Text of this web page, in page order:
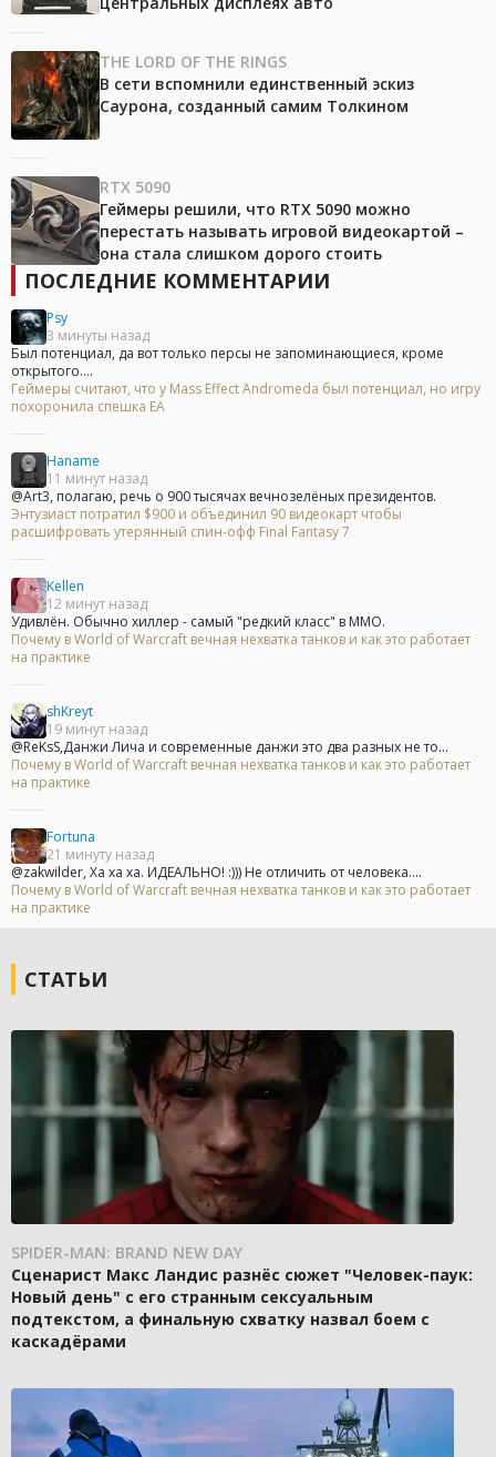
THE LORD OF THE RINGS
В сети вспомнили единственный эскиз
Саурона, созданный самим Толкином
RTX 5090
Геймеры решили, что RTX 5090 можно
перестать называть игровой видеокартой –
она стала слишком дорого стоить
ПОСЛЕДНИЕ КОММЕНТАРИИ
Psy
3 минуты назад
Был потенциал, да вот только персы не запоминающиеся, кроме
открытого....
Геймеры считают, что у Mass Effect Andromeda был потенциал, но игру
похоронила спешка EA
Haname
11 минут назад
@Art3, полагаю, речь о 900 тысячах вечнозелёных президентов.
Энтузиаст потратил $900 и объединил 90 видеокарт чтобы
расшифровать утерянный спин-офф Final Fantasy 7
Kellen
12 минут назад
Удивлён. Обычно хиллер - самый "редкий класс" в ММО.
Почему в World of Warcraft вечная нехватка танков и как это работает
на практике
shKreyt
19 минут назад
@ReKsS,Данжи Лича и современные данжи это два разных не то...
Почему в World of Warcraft вечная нехватка танков и как это работает
на практике
Fortuna
21 минуту назад
@zakwilder, Ха ха ха. ИДЕАЛЬНО! :))) Не отличить от человека....
Почему в World of Warcraft вечная нехватка танков и как это работает
на практике
СТАТЬИ
SPIDER-MAN: BRAND NEW DAY
Сценарист Макс Ландис разнёс сюжет "Человек-паук:
Новый день" с его странным сексуальным
подтекстом, а финальную схватку назвал боем с
каскадёрами